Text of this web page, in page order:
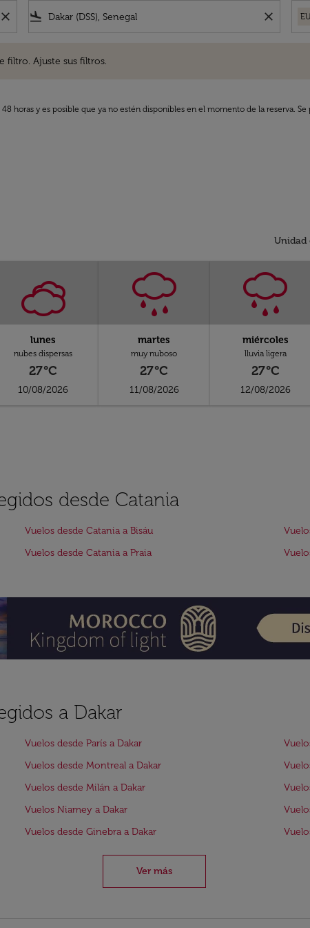
flight_land close
filtro. Ajuste sus filtros.
horas y es posible que ya no estén disponibles en el momento de la reserva.
Unidad
lunes
nubes dispersas
27°C
10/08/2026
martes
muy nuboso
27°C
11/08/2026
miércoles
lluvia ligera
27°C
12/08/2026
desde Catania
Vuelos desde Catania a Bisáu
Vuelos desde Catania a Praia
a Dakar
Vuelos desde París a Dakar
Vuelos desde Montreal a Dakar
Vuelos desde Milán a Dakar
Vuelos Niamey a Dakar
Vuelos desde Ginebra a Dakar
Ver más